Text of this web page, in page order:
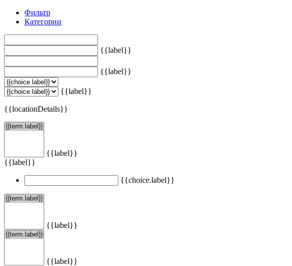
Фильтр
Категории
{{label}}
{{label}}
{{label}}
{{locationDetails}}
{{label}}
{{label}}
{{choice.label}}
{{label}}
{{label}}